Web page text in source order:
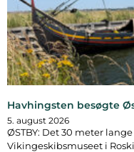
Havhingsten besøgte
5. august 2026
ØSTBY: Det 30 meter
Vikingeskibsmuseet i